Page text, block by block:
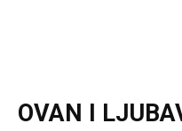
OVAN I